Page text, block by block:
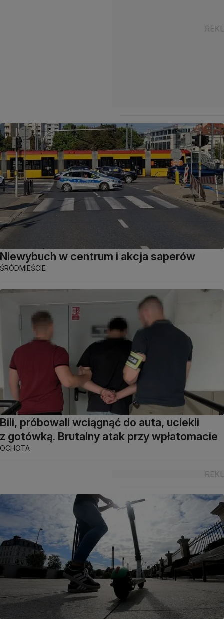
Niewybuch w centrum i akcja saperów
ŚRÓDMIEŚCIE
Bili, próbowali wciągnąć do auta, uciekli
z gotówką. Brutalny atak przy wpłatomacie
OCHOTA